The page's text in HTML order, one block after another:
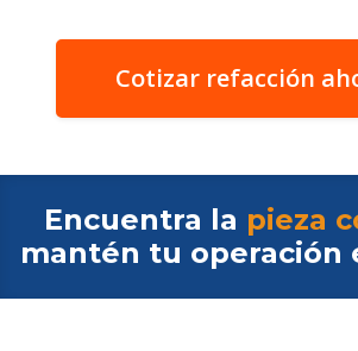
Cotizar refacción
Encuentra la pieza
mantén tu operación